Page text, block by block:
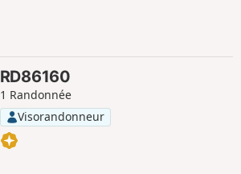
RD86160
1 Randonnée
Visorandonneur